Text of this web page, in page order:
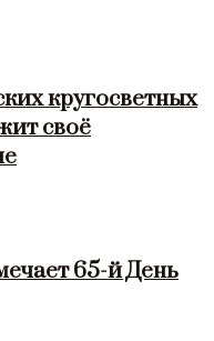
кругосветных
своё
65-й День